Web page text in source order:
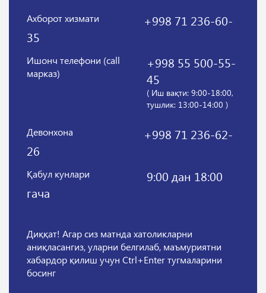
Ахборот хизмати
+998 71 236-60-
35
Ишонч телефони (call
марказ)
+998 55 500-55-
45
( Иш вақти: 9:00-18:00,
тушлик: 13:00-14:00 )
Девонхона
+998 71 236-62-
26
Қабул кунлари
9:00 дан 18:00
гача
Диққат! Агар сиз матнда хатоликларни
аниқласангиз, уларни белгилаб, маъмуриятни
хабардор қилиш учун Ctrl+Enter тугмаларини
босинг